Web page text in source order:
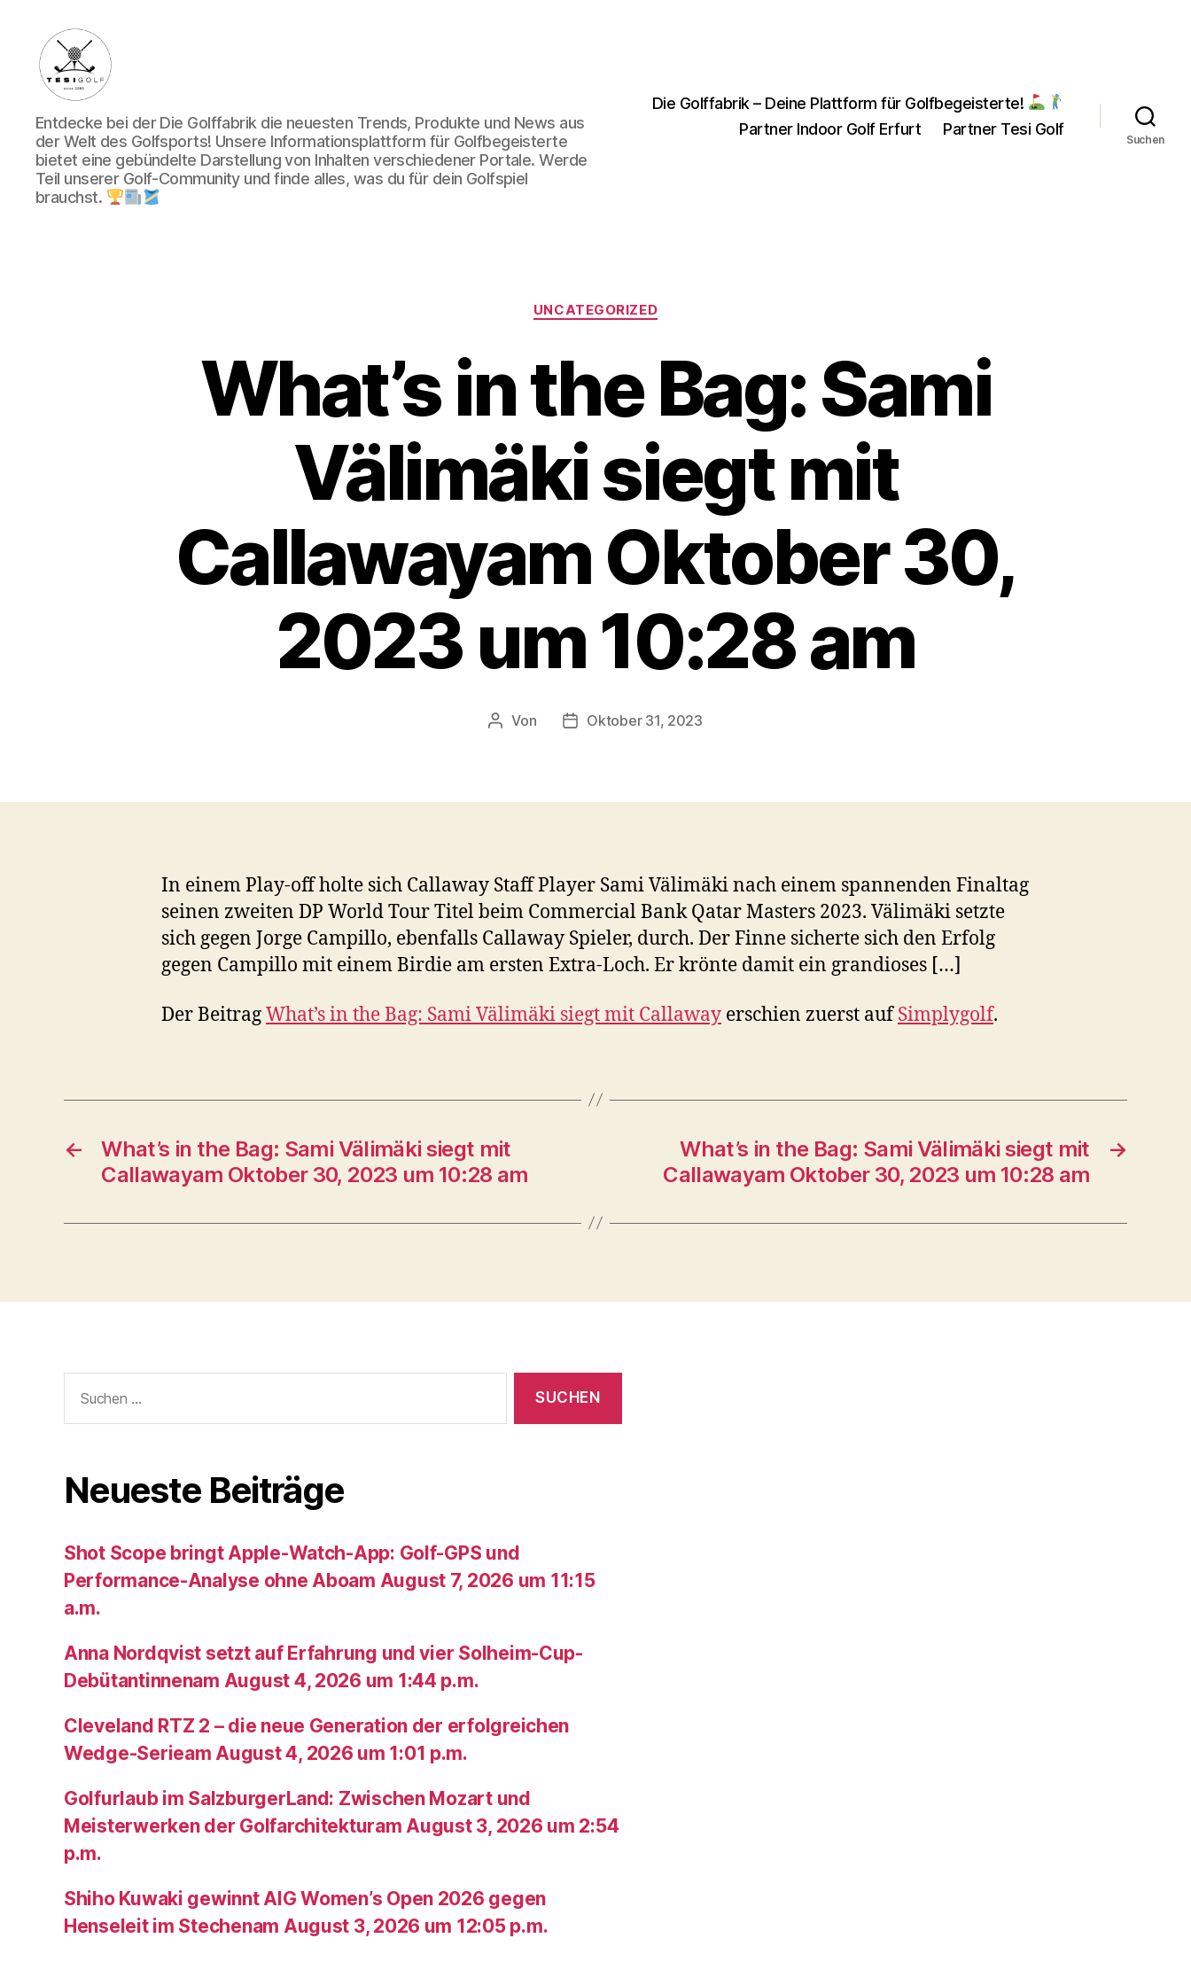
Die
Golffabrik
-
Deine
Plattform
Entdecke bei der Die Golffabrik die neuesten Trends, Produkte und News aus
der Welt des Golfsports! Unsere Informationsplattform für Golfbegeisterte
bietet eine gebündelte Darstellung von Inhalten verschiedener Portale. Werde
Teil unserer Golf-Community und finde alles, was du für dein Golfspiel
brauchst.
Die Golffabrik – Deine Plattform für Golfbegeisterte!
Partner Indoor Golf Erfurt
Partner Tesi Golf
Suchen
Kategorien
UNCATEGORIZED
What’s in the Bag: Sami
Välimäki siegt mit
Callawayam Oktober 30,
2023 um 10:28 am
Beitragsautor
Von Veröffentlichungsdatum
Oktober 31, 2023
In einem Play-off holte sich Callaway Staff Player Sami Välimäki nach einem spannenden Finaltag
seinen zweiten DP World Tour Titel beim Commercial Bank Qatar Masters 2023. Välimäki setzte
sich gegen Jorge Campillo, ebenfalls Callaway Spieler, durch. Der Finne sicherte sich den Erfolg
gegen Campillo mit einem Birdie am ersten Extra-Loch. Er krönte damit ein grandioses […]
Der BeitragWhat’s in the Bag: Sami Välimäki siegt mit Callaway erschien zuerst aufSimplygolf.
←
What’s in the Bag: Sami Välimäki siegt mit
Callawayam Oktober 30, 2023 um 10:28 am
→
What’s in the Bag: Sami Välimäki siegt mit
Callawayam Oktober 30, 2023 um 10:28 am
nach:
Neueste Beiträge
Shot Scope bringt Apple-Watch-App: Golf-GPS und
Performance-Analyse ohne Aboam August 7, 2026 um 11:15
a.m.
Anna Nordqvist setzt auf Erfahrung und vier Solheim-Cup-
Debütantinnenam August 4, 2026 um 1:44 p.m.
Cleveland RTZ 2 – die neue Generation der erfolgreichen
Wedge-Serieam August 4, 2026 um 1:01 p.m.
Golfurlaub im SalzburgerLand: Zwischen Mozart und
Meisterwerken der Golfarchitekturam August 3, 2026 um 2:54
p.m.
Shiho Kuwaki gewinnt AIG Women’s Open 2026 gegen
Henseleit im Stechenam August 3, 2026 um 12:05 p.m.